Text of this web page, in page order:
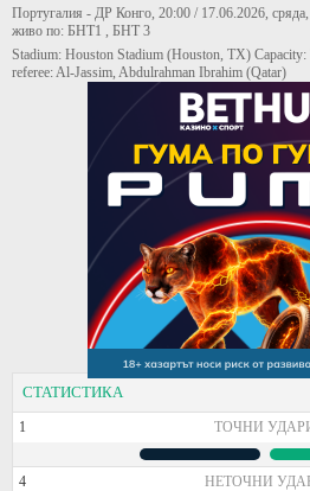
Португалия - ДР Конго, 20:00 / 17.06.2026,
живо по: БНТ1 , БНТ 3
Stadium: Houston Stadium (Houston, TX) Capacity:
referee: Al-Jassim, Abdulrahman Ibrahim (Qatar)
СТАТИСТИКА
1 ТОЧНИ
4 НЕТОЧНИ